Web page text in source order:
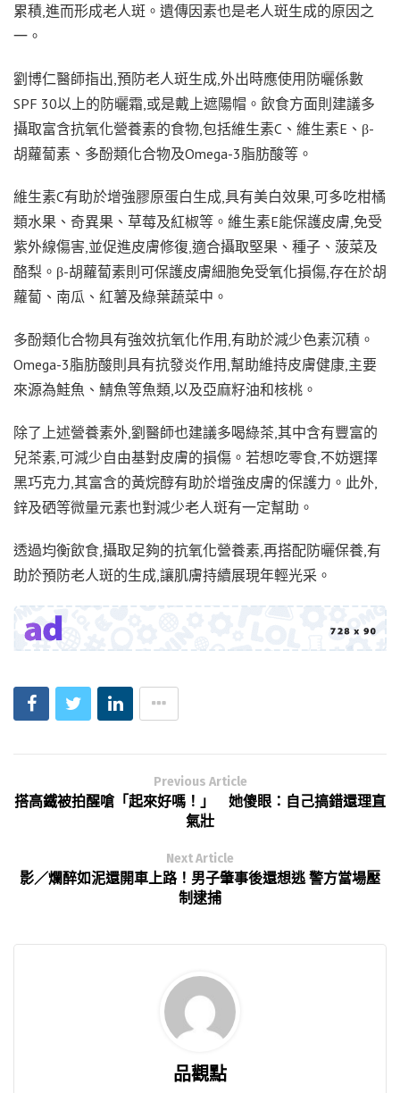
累積,進而形成老人斑。遺傳因素也是老人斑生成的原因之
一。
劉博仁醫師指出,預防老人斑生成,外出時應使用防曬係數
SPF 30以上的防曬霜,或是戴上遮陽帽。飲食方面則建議多
攝取富含抗氧化營養素的食物,包括維生素C、維生素E、β-
胡蘿蔔素、多酚類化合物及Omega-3脂肪酸等。
維生素C有助於增強膠原蛋白生成,具有美白效果,可多吃柑橘
類水果、奇異果、草莓及紅椒等。維生素E能保護皮膚,免受
紫外線傷害,並促進皮膚修復,適合攝取堅果、種子、菠菜及
酪梨。β-胡蘿蔔素則可保護皮膚細胞免受氧化損傷,存在於胡
蘿蔔、南瓜、紅薯及綠葉蔬菜中。
多酚類化合物具有強效抗氧化作用,有助於減少色素沉積。
Omega-3脂肪酸則具有抗發炎作用,幫助維持皮膚健康,主要
來源為鮭魚、鯖魚等魚類,以及亞麻籽油和核桃。
除了上述營養素外,劉醫師也建議多喝綠茶,其中含有豐富的
兒茶素,可減少自由基對皮膚的損傷。若想吃零食,不妨選擇
黑巧克力,其富含的黃烷醇有助於增強皮膚的保護力。此外,
鋅及硒等微量元素也對減少老人斑有一定幫助。
透過均衡飲食,攝取足夠的抗氧化營養素,再搭配防曬保養,有
助於預防老人斑的生成,讓肌膚持續展現年輕光采。
Previous Article
搭高鐵被拍醒嗆「起來好嗎！」 她傻眼：自己搞錯還理直
氣壯
Next Article
影／爛醉如泥還開車上路！男子肇事後還想逃 警方當場壓
制逮捕
品觀點